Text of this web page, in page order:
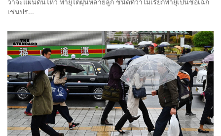
เช่นปร...